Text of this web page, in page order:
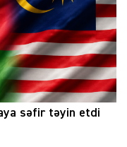
səfir təyin etdi